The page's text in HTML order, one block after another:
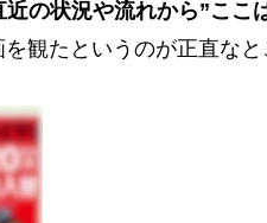
近の状況や流れから”ここ
観たというのが正直なと